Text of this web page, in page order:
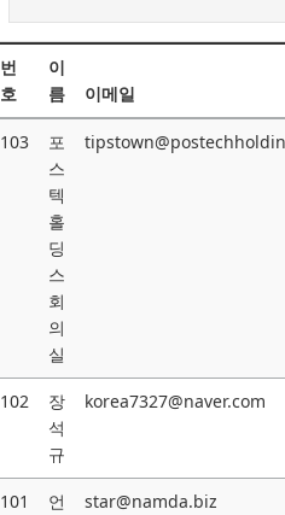
번
호
이
름
이메일
103
포
스
텍
홀
딩
스
회
의
실
102
장
석
규
korea7327@naver.com
101
언
star@namda.biz